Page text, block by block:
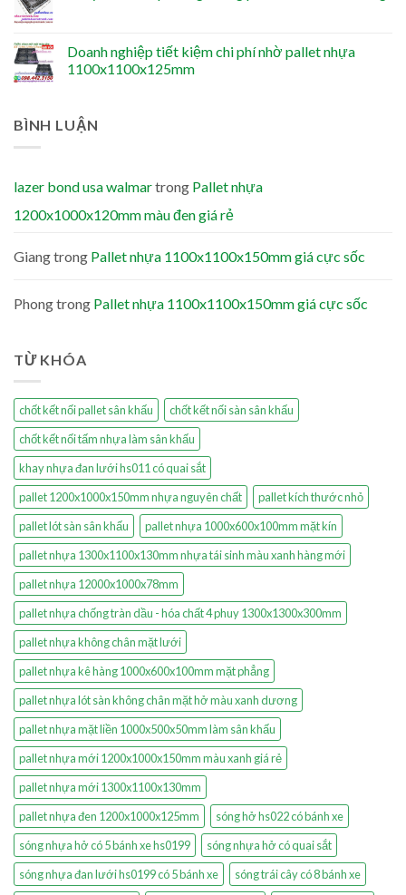
Doanh nghiệp tiết kiệm chi phí nhờ pallet nhựa
1100x1100x125mm
BÌNH LUẬN
lazer bond usa walmartrong Pallet nhựa
1200x1000x120mm màu đen giá rẻ
Giangtrong Pallet nhựa 1100x1100x150mm giá cực sốc
Phongtrong Pallet nhựa 1100x1100x150mm giá cực sốc
TỪ KHÓA
chốt kết nối pallet sân khấu
chốt kết nối sàn sân khấu
chốt kết nối tấm nhựa làm sân khấu
khay nhựa đan lưới hs011 có quai sắt
pallet 1200x1000x150mm nhựa nguyên chất
pallet kích thước nhỏ
pallet lót sàn sân khấu
pallet nhựa 1000x600x100mm mặt kín
pallet nhựa 1300x1100x130mm nhựa tái sinh màu xanh hàng mới
pallet nhựa 12000x1000x78mm
pallet nhựa chống tràn dầu - hóa chất 4 phuy 1300x1300x300mm
pallet nhựa không chân mặt lưới
pallet nhựa kê hàng 1000x600x100mm mặt phẳng
pallet nhựa lót sàn không chân mặt hở màu xanh dương
pallet nhựa mặt liền 1000x500x50mm làm sân khấu
pallet nhựa mới 1200x1000x150mm màu xanh giá rẻ
pallet nhựa mới 1300x1100x130mm
pallet nhựa đen 1200x1000x125mm
sóng hở hs022 có bánh xe
sóng nhựa hở có 5 bánh xe hs0199
sóng nhựa hở có quai sắt
sóng nhựa đan lưới hs0199 có 5 bánh xe
sóng trái cây có 8 bánh xe